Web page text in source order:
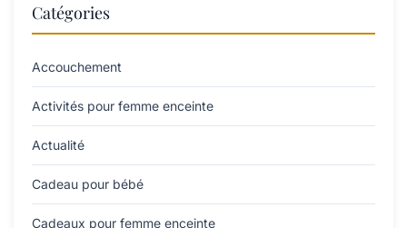
Catégories
Accouchement
Activités pour femme enceinte
Actualité
Cadeau pour bébé
Cadeaux pour femme enceinte